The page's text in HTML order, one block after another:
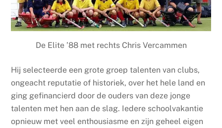
De Elite ’88 met rechts Chris Vercammen
Hij selecteerde een grote groep talenten van clubs,
ongeacht reputatie of historiek, over het hele land en
ging gefinancierd door de ouders van deze jonge
talenten met hen aan de slag. Iedere schoolvakantie
opnieuw met veel enthousiasme en zijn geheel eigen